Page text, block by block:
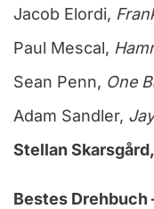
Jacob Elordi,
Paul Mescal,
Sean Penn, One
Adam Sandler,
Stellan
Bestes Drehbuch